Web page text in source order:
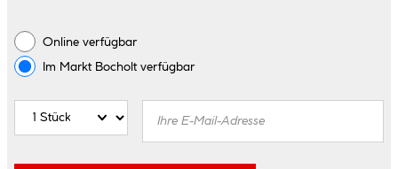
Online verfügbar
Im Markt Bocholtverfügbar